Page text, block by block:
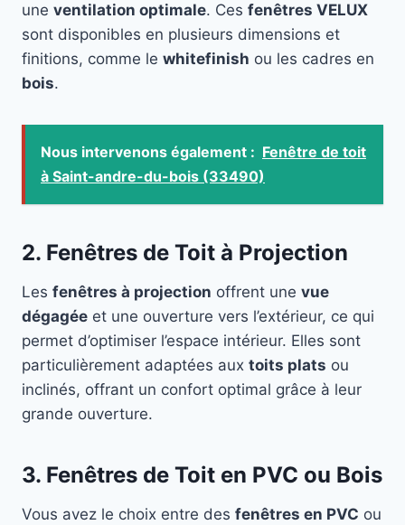
une ventilation optimale. Ces fenêtres VELUX
sont disponibles en plusieurs dimensions et
finitions, comme le whitefinish ou les cadres en
bois.
Nous intervenons également : Fenêtre de toit
à Saint-andre-du-bois (33490)
2. Fenêtres de Toit à Projection
Les fenêtres à projection offrent une vue
dégagée et une ouverture vers l’extérieur, ce qui
permet d’optimiser l’espace intérieur. Elles sont
particulièrement adaptées aux toits plats ou
inclinés, offrant un confort optimal grâce à leur
grande ouverture.
3. Fenêtres de Toit en PVC ou Bois
Vous avez le choix entre des fenêtres en PVC ou